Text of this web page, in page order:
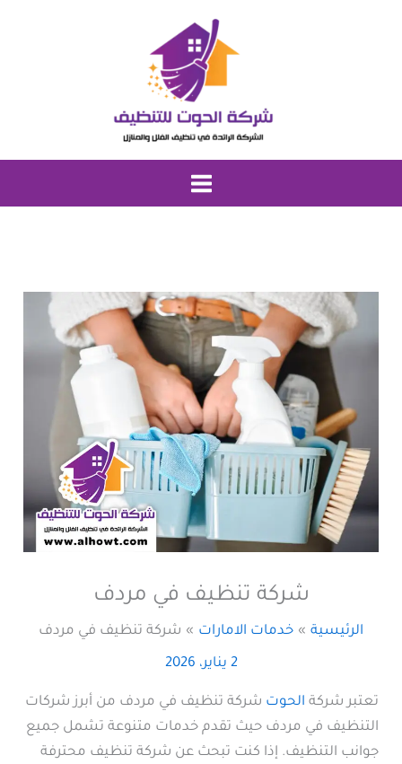
شركة تنظيف في مردف
الرئيسية خدمات الامارات شركة تنظيف في مردف
2 يناير، 2026
تعتبر شركة الحوت شركة تنظيف في مردف من أبرز شركات
التنظيف في مردف حيث تقدم خدمات متنوعة تشمل جميع
جوانب التنظيف. إذا كنت تبحث عن شركة تنظيف محترفة